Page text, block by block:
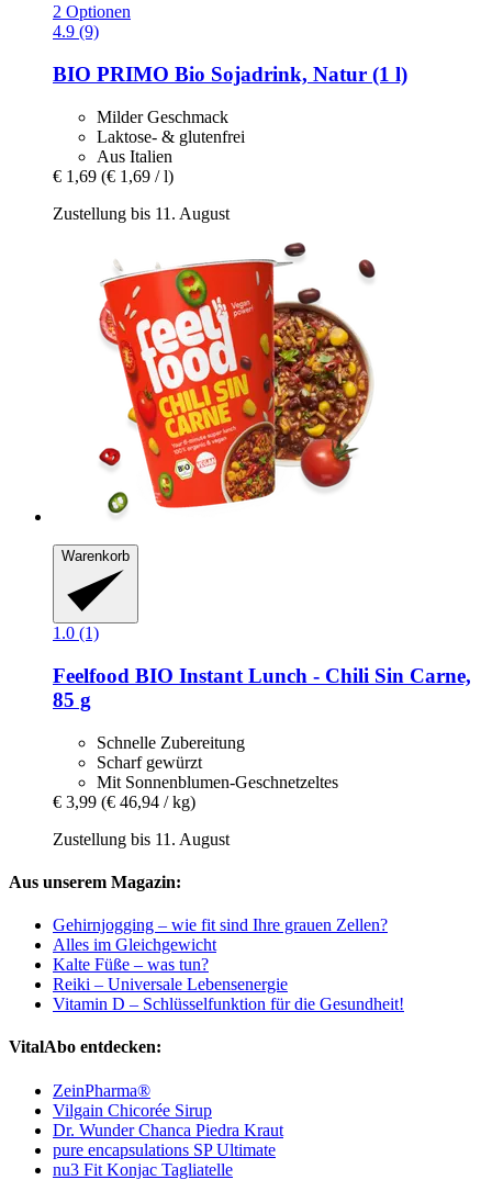
2 Optionen
4.9 (9)
BIO PRIMO Bio Sojadrink, Natur (1 l)
Milder Geschmack
Laktose- & glutenfrei
Aus Italien
€ 1,69 (€ 1,69 / l)
Zustellung bis 11. August
Warenkorb
1.0 (1)
Feelfood BIO Instant Lunch -​ Chili Sin Carne,
85 g
Schnelle Zubereitung
Scharf gewürzt
Mit Sonnenblumen-Geschnetzeltes
€ 3,99 (€ 46,94 / kg)
Zustellung bis 11. August
Aus unserem Magazin:
Gehirnjogging – wie fit sind Ihre grauen Zellen?
Alles im Gleichgewicht
Kalte Füße – was tun?
Reiki – Universale Lebensenergie
Vitamin D – Schlüsselfunktion für die Gesundheit!
VitalAbo entdecken:
ZeinPharma®
Vilgain Chicorée Sirup
Dr. Wunder Chanca Piedra Kraut
pure encapsulations SP Ultimate
nu3 Fit Konjac Tagliatelle